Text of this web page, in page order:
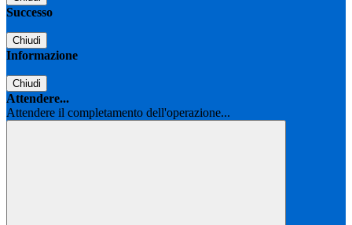
Successo
Chiudi
Informazione
Chiudi
Attendere...
Attendere il completamento dell'operazione...